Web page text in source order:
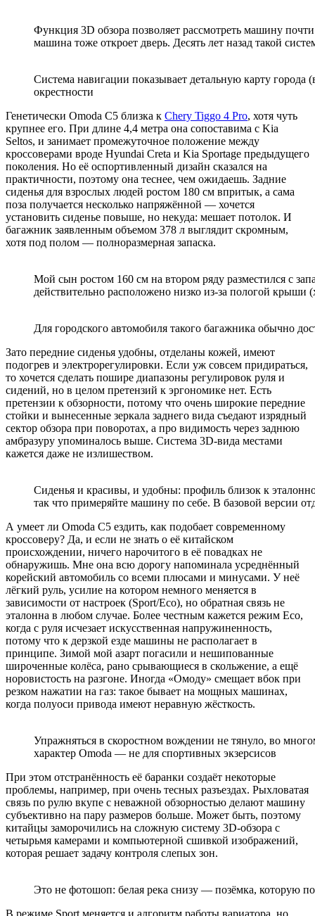
Функция 3D обзора позволяет рассмотреть машину
машина тоже откроет дверь. Десять лет назад такой
Система навигации показывает детальную карту города
окрестности
Генетически Omoda C5 близка к Chery Tiggo 4 Pro, хотя чуть
крупнее его. При длине 4,4 метра она сопоставима с Kia
Seltos, и занимает промежуточное положение между
кроссоверами вроде Hyundai Creta и Kia Sportage предыдущего
поколения. Но её оспортивленный дизайн сказался на
практичности, поэтому она теснее, чем ожидаешь. Задние
сиденья для взрослых людей ростом 180 см впритык, а сама
поза получается несколько напряжённой — хочется
установить сиденье повыше, но некуда: мешает потолок. И
багажник заявленным объемом 378 л выглядит скромным,
хотя под полом — полноразмерная запаска.
Мой сын ростом 160 см на втором ряду разместился с
действительно расположено низко из-за пологой крыши
Для городского автомобиля такого багажника обычно
Зато передние сиденья удобны, отделаны кожей, имеют
подогрев и электрорегулировки. Если уж совсем придираться,
то хочется сделать пошире диапазоны регулировок руля и
сидений, но в целом претензий к эргономике нет. Есть
претензии к обзорности, потому что очень широкие передние
стойки и вынесенные зеркала заднего вида съедают изрядный
сектор обзора при поворотах, а про видимость через заднюю
амбразуру упоминалось выше. Система 3D-вида местами
кажется даже не излишеством.
Сиденья и красивы, и удобны: профиль близок к
так что примеряйте машину по себе. В базовой версии
А умеет ли Omoda С5 ездить, как подобает современному
кроссоверу? Да, и если не знать о её китайском
происхождении, ничего нарочитого в её повадках не
обнаружишь. Мне она всю дорогу напоминала усреднённый
корейский автомобиль со всеми плюсами и минусами. У неё
лёгкий руль, усилие на котором немного меняется в
зависимости от настроек (Sport/Eco), но обратная связь не
эталонна в любом случае. Более честным кажется режим Eco,
когда с руля исчезает искусственная напружиненность,
потому что к дерзкой езде машины не располагает в
принципе. Зимой мой азарт погасили и нешипованные
широченные колёса, рано срывающиеся в скольжение, а ещё
норовистость на разгоне. Иногда «Омоду» смещает вбок при
резком нажатии на газ: такое бывает на мощных машинах,
когда полуоси привода имеют неравную жёсткость.
Упражняться в скоростном вождении не тянуло, во
характер Omoda — не для спортивных экзерсисов
При этом отстранённость её баранки создаёт некоторые
проблемы, например, при очень тесных разъездах. Рыхловатая
связь по рулю вкупе с неважной обзорностью делают машину
субъективно на пару размеров больше. Может быть, поэтому
китайцы заморочились на сложную систему 3D-обзора с
четырьмя камерами и компьютерной сшивкой изображений,
которая решает задачу контроля слепых зон.
Это не фотошоп: белая река снизу — позёмка, которую
В режиме Sport меняется и алгоритм работы вариатора, но